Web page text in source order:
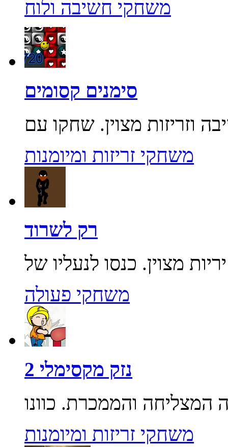
משחקי חשיבה ולוח
סימנים קסומים
משחקי זריזות ומיומנות
רק לשרוד
משחקי פעולה
נזק מקסימלי 2
משחקי זריזות ומיומנות